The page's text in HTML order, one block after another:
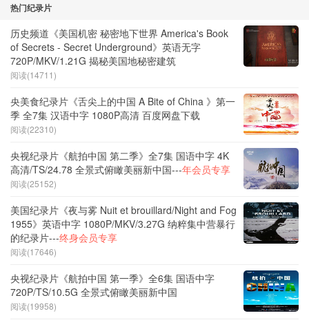
热门纪录片
历史频道《美国机密 秘密地下世界 America's Book
of Secrets - Secret Underground》英语无字
720P/MKV/1.21G 揭秘美国地秘密建筑
阅读(14711)
央美食纪录片《舌尖上的中国 A Bite of China 》第一
季 全7集 汉语中字 1080P高清 百度网盘下载
阅读(22310)
央视纪录片《航拍中国 第二季》全7集 国语中字 4K
高清/TS/24.78 全景式俯瞰美丽新中国---年会员专享
阅读(25152)
美国纪录片《夜与雾 Nuit et brouillard/Night and Fog
1955》英语中字 1080P/MKV/3.27G 纳粹集中营暴行
的纪录片---终身会员专享
阅读(17646)
央视纪录片《航拍中国 第一季》全6集 国语中字
720P/TS/10.5G 全景式俯瞰美丽新中国
阅读(19958)